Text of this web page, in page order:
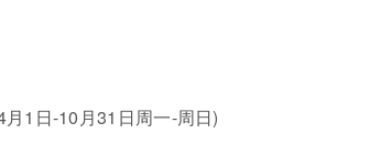
1日-10月31日周一-周日)